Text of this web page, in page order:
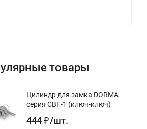
товары
Цилиндр для замка DORMA
серия CBF-1 (ключ-ключ)
444 ₽/шт.